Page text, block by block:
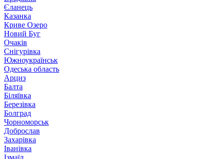
Єланець
Казанка
Криве Озеро
Новий Буг
Очаків
Снігурівка
Южноукраїнськ
Одеська область
Арциз
Балта
Біляївка
Березівка
Болград
Чорноморськ
Доброслав
Захарівка
Іванівка
Ізмаїл